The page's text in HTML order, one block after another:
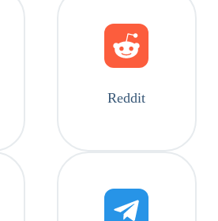
Reddit